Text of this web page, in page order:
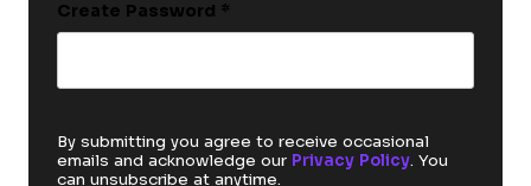
Create Password *
By submitting you agree to receive occasional
emails and acknowledge our Privacy Policy. You
can unsubscribe at anytime.